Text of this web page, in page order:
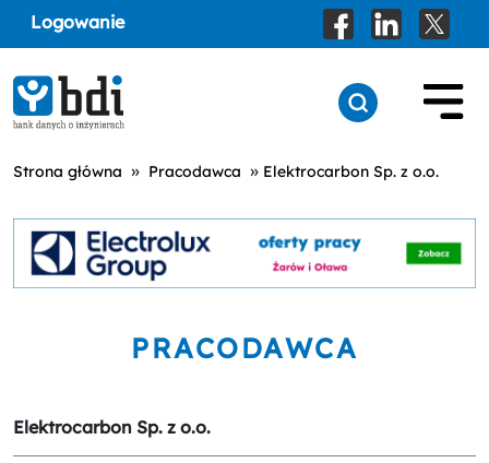
Logowanie
Strona główna » Pracodawca » Elektrocarbon Sp. z o.o.
PRACODAWCA
Elektrocarbon Sp. z o.o.